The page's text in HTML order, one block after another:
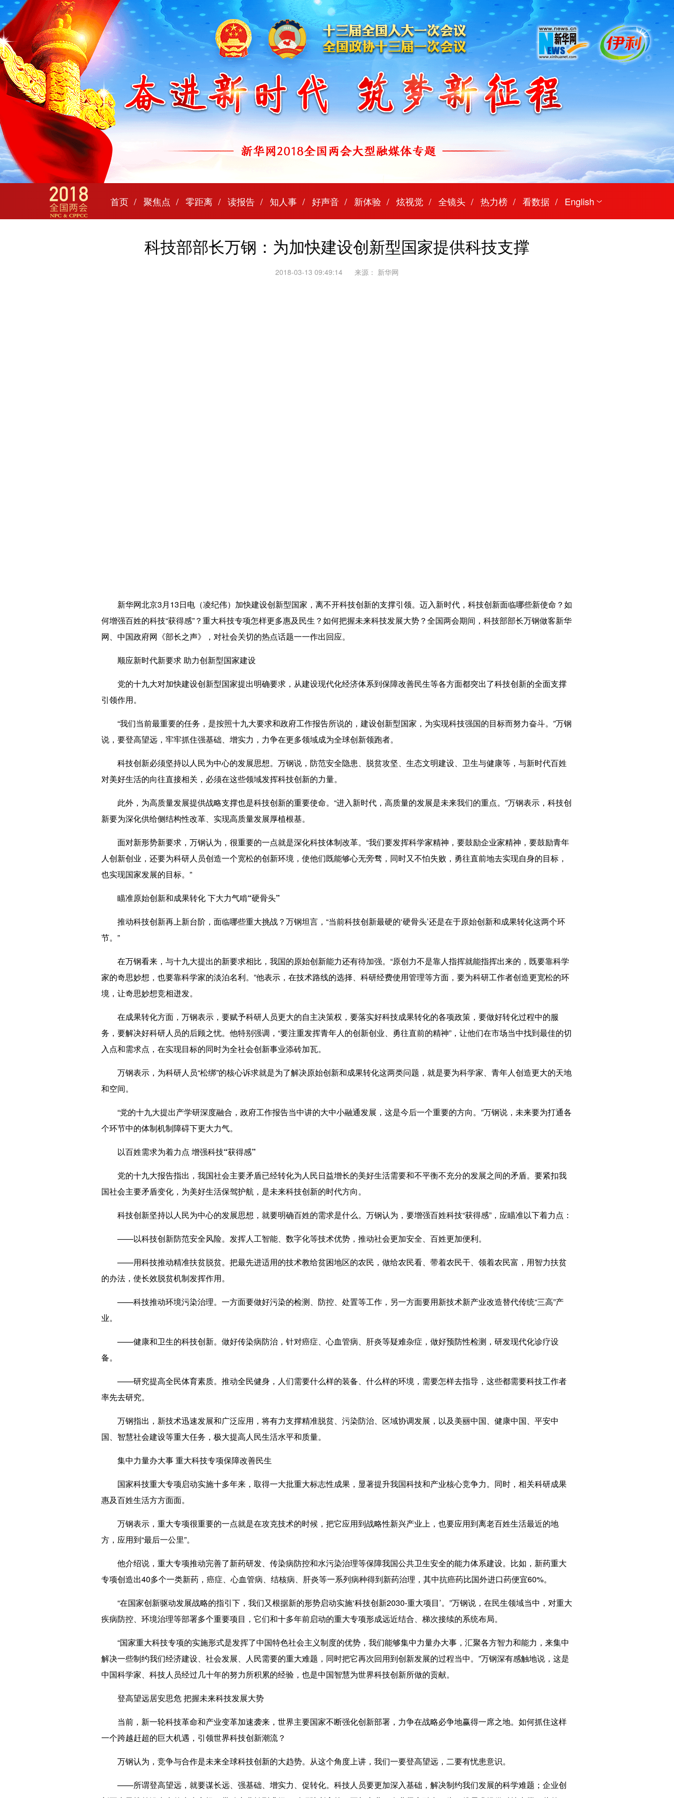
首页 聚焦点 零距离 读报告 知人事 好声音 新体验 炫视觉 全镜头 热力榜 看数据 English
科技部部长万钢：为加快建设创新型国家提供科技支撑
2018-03-13 09:49:14 来源： 新华网
新华网北京3月13日电（凌纪伟）加快建设创新型国家，离不开科技创新的支撑引领。迈入新时代，科技创新面临哪些新使命？如
何增强百姓的科技“获得感”？重大科技专项怎样更多惠及民生？如何把握未来科技发展大势？全国两会期间，科技部部长万钢做客新华
网、中国政府网《部长之声》，对社会关切的热点话题一一作出回应。
顺应新时代新要求 助力创新型国家建设
党的十九大对加快建设创新型国家提出明确要求，从建设现代化经济体系到保障改善民生等各方面都突出了科技创新的全面支撑
引领作用。
“我们当前最重要的任务，是按照十九大要求和政府工作报告所说的，建设创新型国家，为实现科技强国的目标而努力奋斗。”万钢
说，要登高望远，牢牢抓住强基础、增实力，力争在更多领域成为全球创新领跑者。
科技创新必须坚持以人民为中心的发展思想。万钢说，防范安全隐患、脱贫攻坚、生态文明建设、卫生与健康等，与新时代百姓
对美好生活的向往直接相关，必须在这些领域发挥科技创新的力量。
此外，为高质量发展提供战略支撑也是科技创新的重要使命。“进入新时代，高质量的发展是未来我们的重点。”万钢表示，科技创
新要为深化供给侧结构性改革、实现高质量发展厚植根基。
面对新形势新要求，万钢认为，很重要的一点就是深化科技体制改革。“我们要发挥科学家精神，要鼓励企业家精神，要鼓励青年
人创新创业，还要为科研人员创造一个宽松的创新环境，使他们既能够心无旁骛，同时又不怕失败，勇往直前地去实现自身的目标，
也实现国家发展的目标。”
瞄准原始创新和成果转化 下大力气啃“硬骨头”
推动科技创新再上新台阶，面临哪些重大挑战？万钢坦言，“当前科技创新最硬的‘硬骨头’还是在于原始创新和成果转化这两个环
节。”
在万钢看来，与十九大提出的新要求相比，我国的原始创新能力还有待加强。“原创力不是靠人指挥就能指挥出来的，既要靠科学
家的奇思妙想，也要靠科学家的淡泊名利。”他表示，在技术路线的选择、科研经费使用管理等方面，要为科研工作者创造更宽松的环
境，让奇思妙想竞相迸发。
在成果转化方面，万钢表示，要赋予科研人员更大的自主决策权，要落实好科技成果转化的各项政策，要做好转化过程中的服
务，要解决好科研人员的后顾之忧。他特别强调，“要注重发挥青年人的创新创业、勇往直前的精神”，让他们在市场当中找到最佳的切
入点和需求点，在实现目标的同时为全社会创新事业添砖加瓦。
万钢表示，为科研人员“松绑”的核心诉求就是为了解决原始创新和成果转化这两类问题，就是要为科学家、青年人创造更大的天地
和空间。
“党的十九大提出产学研深度融合，政府工作报告当中讲的大中小融通发展，这是今后一个重要的方向。”万钢说，未来要为打通各
个环节中的体制机制障碍下更大力气。
以百姓需求为着力点 增强科技“获得感”
党的十九大报告指出，我国社会主要矛盾已经转化为人民日益增长的美好生活需要和不平衡不充分的发展之间的矛盾。要紧扣我
国社会主要矛盾变化，为美好生活保驾护航，是未来科技创新的时代方向。
科技创新坚持以人民为中心的发展思想，就要明确百姓的需求是什么。万钢认为，要增强百姓科技“获得感”，应瞄准以下着力点：
——以科技创新防范安全风险。发挥人工智能、数字化等技术优势，推动社会更加安全、百姓更加便利。
——用科技推动精准扶贫脱贫。把最先进适用的技术教给贫困地区的农民，做给农民看、带着农民干、领着农民富，用智力扶贫
的办法，使长效脱贫机制发挥作用。
——科技推动环境污染治理。一方面要做好污染的检测、防控、处置等工作，另一方面要用新技术新产业改造替代传统“三高”产
业。
——健康和卫生的科技创新。做好传染病防治，针对癌症、心血管病、肝炎等疑难杂症，做好预防性检测，研发现代化诊疗设
备。
——研究提高全民体育素质。推动全民健身，人们需要什么样的装备、什么样的环境，需要怎样去指导，这些都需要科技工作者
率先去研究。
万钢指出，新技术迅速发展和广泛应用，将有力支撑精准脱贫、污染防治、区域协调发展，以及美丽中国、健康中国、平安中
国、智慧社会建设等重大任务，极大提高人民生活水平和质量。
集中力量办大事 重大科技专项保障改善民生
国家科技重大专项启动实施十多年来，取得一大批重大标志性成果，显著提升我国科技和产业核心竞争力。同时，相关科研成果
惠及百姓生活方方面面。
万钢表示，重大专项很重要的一点就是在攻克技术的时候，把它应用到战略性新兴产业上，也要应用到离老百姓生活最近的地
方，应用到“最后一公里”。
他介绍说，重大专项推动完善了新药研发、传染病防控和水污染治理等保障我国公共卫生安全的能力体系建设。比如，新药重大
专项创造出40多个一类新药，癌症、心血管病、结核病、肝炎等一系列病种得到新药治理，其中抗癌药比国外进口药便宜60%。
“在国家创新驱动发展战略的指引下，我们又根据新的形势启动实施‘科技创新2030-重大项目’。”万钢说，在民生领域当中，对重大
疾病防控、环境治理等部署多个重要项目，它们和十多年前启动的重大专项形成远近结合、梯次接续的系统布局。
“国家重大科技专项的实施形式是发挥了中国特色社会主义制度的优势，我们能够集中力量办大事，汇聚各方智力和能力，来集中
解决一些制约我们经济建设、社会发展、人民需要的重大难题，同时把它再次回用到创新发展的过程当中。”万钢深有感触地说，这是
中国科学家、科技人员经过几十年的努力所积累的经验，也是中国智慧为世界科技创新所做的贡献。
登高望远居安思危 把握未来科技发展大势
当前，新一轮科技革命和产业变革加速袭来，世界主要国家不断强化创新部署，力争在战略必争地赢得一席之地。如何抓住这样
一个跨越赶超的巨大机遇，引领世界科技创新潮流？
万钢认为，竞争与合作是未来全球科技创新的大趋势。从这个角度上讲，我们一要登高望远，二要有忧患意识。
——所谓登高望远，就要谋长远、强基础、增实力、促转化。科技人员要更加深入基础，解决制约我们发展的科学难题；企业创